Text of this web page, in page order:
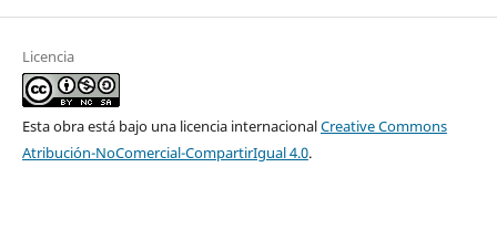
Licencia
Esta obra está bajo una licencia internacionalCreative Commons
Atribución-NoComercial-CompartirIgual 4.0.